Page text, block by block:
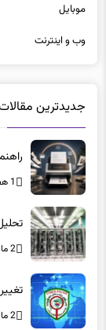
موبايل
وب و اينترنت
جدیدترین
1 هفته پیش
تحلیل
2 ماه پیش
2 ماه پیش